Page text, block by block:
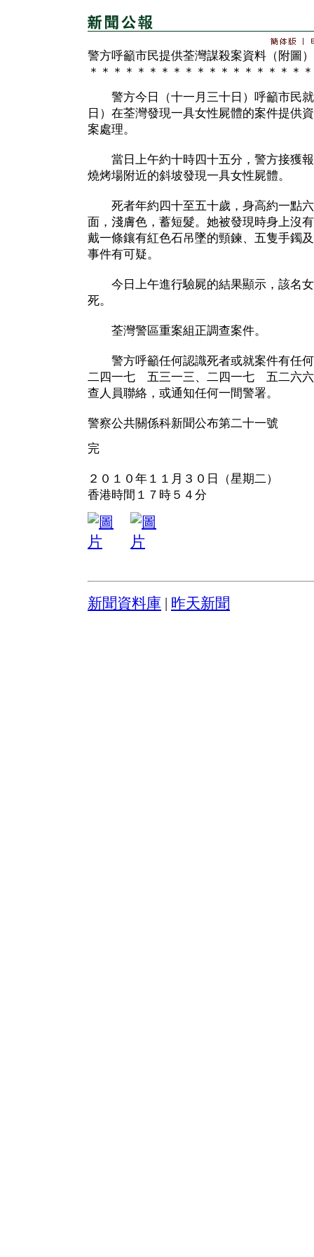
警方呼籲市民提供荃灣謀殺案資料（附圖）
＊＊＊＊＊＊＊＊＊＊＊＊＊＊＊＊＊＊＊
警方今日（十一月三十日）呼籲市民就
日）在荃灣發現一具女性屍體的案件提供
案處理。
當日上午約十時四十五分，警方接獲報
燒烤場附近的斜坡發現一具女性屍體。
死者年約四十至五十歲，身高約一點六
面，淺膚色，蓄短髮。她被發現時身上沒
戴一條鑲有紅色石吊墜的頸鍊、五隻手鐲
事件有可疑。
今日上午進行驗屍的結果顯示，該名女
死。
荃灣警區重案組正調查案件。
警方呼籲任何認識死者或就案件有任何
二四一七 五三一三、二四一七 五二六
查人員聯絡，或通知任何一間警署。
警察公共關係科新聞公布第二十一號
完
２０１０年１１月３０日（星期二）
香港時間１７時５４分
新聞資料庫 昨天新聞